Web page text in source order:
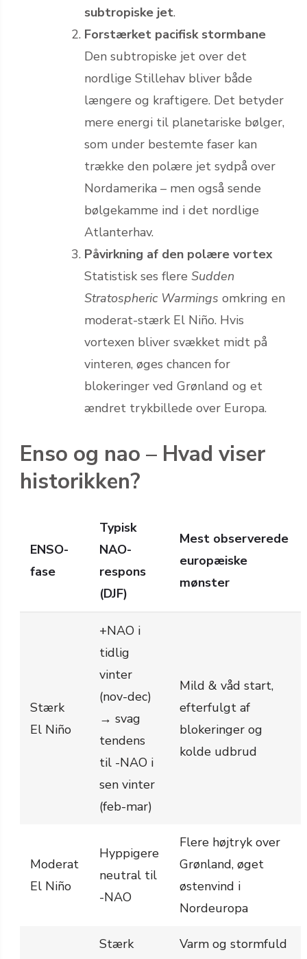
subtropiske jet.
Forstærket pacifisk stormbane
Den subtropiske jet over det
nordlige Stillehav bliver både
længere og kraftigere. Det betyder
mere energi til planetariske bølger,
som under bestemte faser kan
trække den polære jet sydpå over
Nordamerika – men også sende
bølgekamme ind i det nordlige
Atlanterhav.
Påvirkning af den polære vortex
Statistisk ses flere Sudden
Stratospheric Warmings omkring en
moderat-stærk El Niño. Hvis
vortexen bliver svækket midt på
vinteren, øges chancen for
blokeringer ved Grønland og et
ændret trykbillede over Europa.
Enso og nao – Hvad viser
historikken?
ENSO-
fase
Typisk
NAO-
respons
(DJF)
Mest observerede
europæiske
mønster
Stærk
El Niño
+NAO i
tidlig
vinter
(nov-dec)
→ svag
tendens
til -NAO i
sen vinter
(feb-mar)
Mild & våd start,
efterfulgt af
blokeringer og
kolde udbrud
Moderat
El Niño
Hyppigere
neutral til
-NAO
Flere højtryk over
Grønland, øget
østenvind i
Nordeuropa
Stærk
Varm og stormfuld